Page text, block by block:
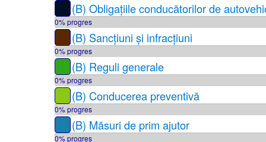
(B) Obligațiile conducătorilor de
0% progres
(B) Sancțiuni și infracțiuni
0% progres
(B) Reguli generale
0% progres
(B) Conducerea preventivă
0% progres
(B) Măsuri de prim ajutor
0% progres